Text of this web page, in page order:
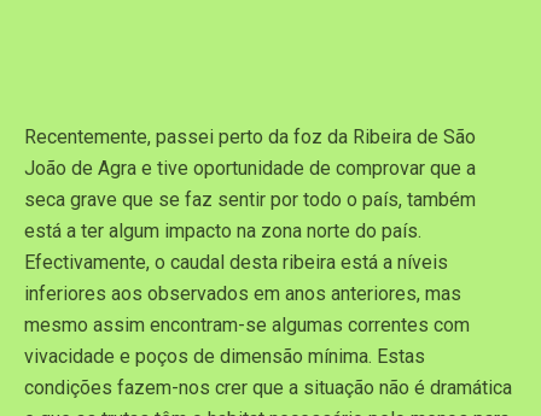
Recentemente, passei perto da foz da Ribeira de São
João de Agra e tive oportunidade de comprovar que a
seca grave que se faz sentir por todo o país, também
está a ter algum impacto na zona norte do país.
Efectivamente, o caudal desta ribeira está a níveis
inferiores aos observados em anos anteriores, mas
mesmo assim encontram-se algumas correntes com
vivacidade e poços de dimensão mínima. Estas
condições fazem-nos crer que a situação não é dramática